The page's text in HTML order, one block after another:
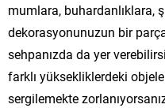
mumlara, buhardanlıklara,
dekorasyonunuzun bir
sehpanızda da yer
farklı yüksekliklerdeki
sergilemekte